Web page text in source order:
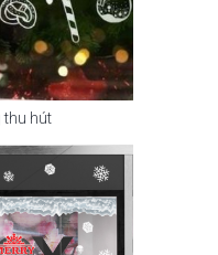
thu hút